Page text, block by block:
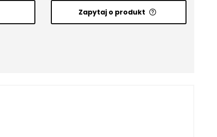
Zapytaj o produkt